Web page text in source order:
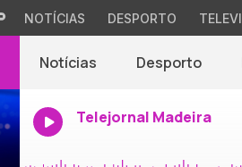
NOTÍCIAS DESPORTO
Notícias Desporto
Telejornal Madeira